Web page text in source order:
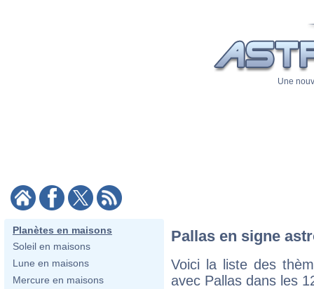
Une
Planètes en maisons
Soleil en maisons
Lune en maisons
Mercure en maisons
Pallas en signe
Voici la liste des
avec Pallas dans les